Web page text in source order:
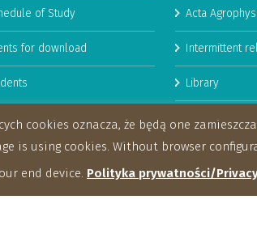
of Study
for download
Acta
Intermittent
Library
Booklets
cookies oznacza, że będą one
is using cookies. Without browser
end device. Polityka prywatności/